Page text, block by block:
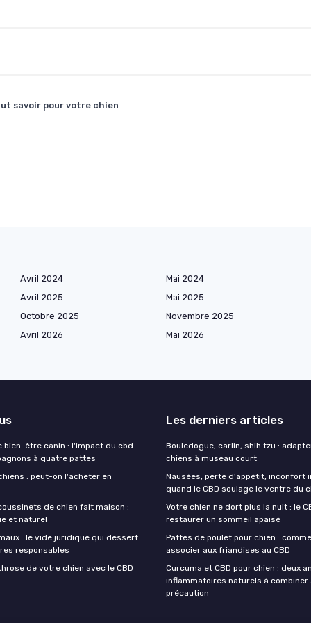
savoir pour votre chien
Avril 2024
Mai 2024
Avril 2025
Mai 2025
Octobre 2025
Novembre 2025
Avril 2026
Mai 2026
bien-être canin : l'impact du cbd
à quatre pattes
: peut-on l'acheter en
de chien fait maison :
et naturel
: le vide juridique qui dessert
responsables
de votre chien avec le CBD
Les derniers articles
Bouledogue, carlin, shih tzu :
chiens à museau court
Nausées, perte d'appétit, inconfort
quand le CBD soulage le ventre du
Votre chien ne dort plus la nuit : le
restaurer un sommeil apaisé
Pattes de poulet pour chien :
associer aux friandises au CBD
Curcuma et CBD pour chien : deux
inflammatoires naturels à combiner
précaution